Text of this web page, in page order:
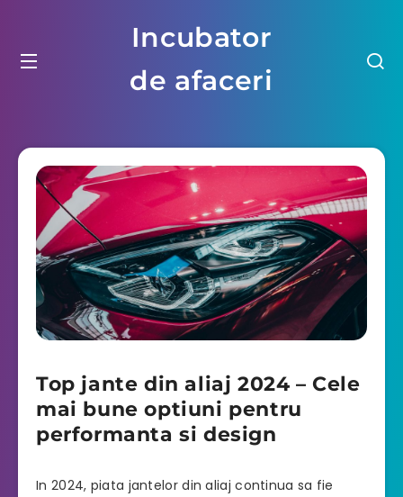
Incubator
de afaceri
Top jante din aliaj 2024 – Cele
mai bune optiuni pentru
performanta si design
In 2024, piata jantelor din aliaj continua sa fie